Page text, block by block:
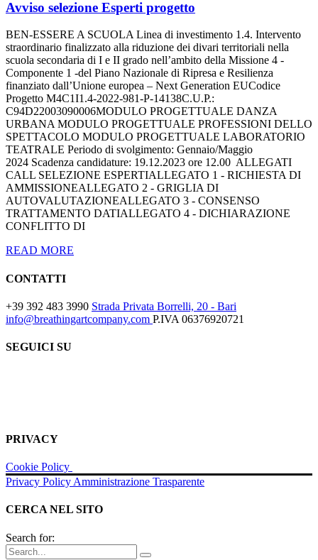
Avviso selezione Esperti progetto
BEN-ESSERE A SCUOLA Linea di investimento 1.4. Intervento
straordinario finalizzato alla riduzione dei divari territoriali nella
scuola secondaria di I e II grado nell’ambito della Missione 4 -
Componente 1 -del Piano Nazionale di Ripresa e Resilienza
finanziato dall’Unione europea – Next Generation EUCodice
Progetto M4C1I1.4-2022-981-P-14138C.U.P.:
C94D22003090006MODULO PROGETTUALE DANZA
URBANA MODULO PROGETTUALE PROFESSIONI DELLO
SPETTACOLO MODULO PROGETTUALE LABORATORIO
TEATRALE Periodo di svolgimento: Gennaio/Maggio
2024 Scadenza candidature: 19.12.2023 ore 12.00 ALLEGATI
CALL SELEZIONE ESPERTIALLEGATO 1 - RICHIESTA DI
AMMISSIONEALLEGATO 2 - GRIGLIA DI
AUTOVALUTAZIONEALLEGATO 3 - CONSENSO
TRATTAMENTO DATIALLEGATO 4 - DICHIARAZIONE
CONFLITTO DI
READ MORE
CONTATTI
+39 392 483 3990 Strada Privata Borrelli, 20 - Bari
info@breathingartcompany.com P.IVA 06376920721
SEGUICI SU
PRIVACY
Cookie Policy
Privacy Policy Amministrazione Trasparente
CERCA NEL SITO
Search for: